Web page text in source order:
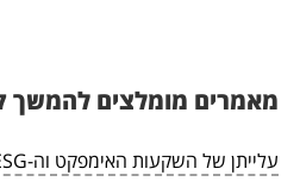
מאמרים מומלצים להמשך
עלייתן של השקעות האימפקט וה-ESG